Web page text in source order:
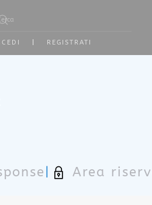
REGISTRATI
Area